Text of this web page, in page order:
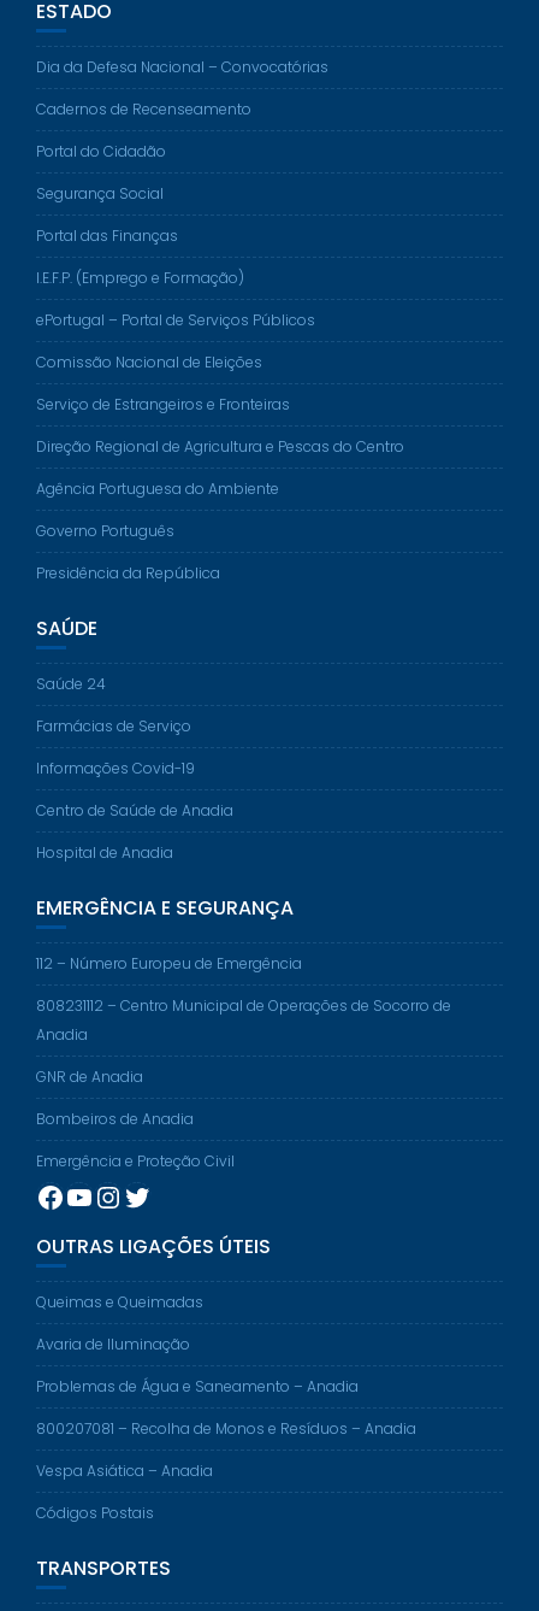
ESTADO
Dia da Defesa Nacional – Convocatórias
Cadernos de Recenseamento
Portal do Cidadão
Segurança Social
Portal das Finanças
I.E.F.P. (Emprego e Formação)
ePortugal – Portal de Serviços Públicos
Comissão Nacional de Eleições
Serviço de Estrangeiros e Fronteiras
Direção Regional de Agricultura e Pescas do Centro
Agência Portuguesa do Ambiente
Governo Português
Presidência da República
SAÚDE
Saúde 24
Farmácias de Serviço
Informações Covid-19
Centro de Saúde de Anadia
Hospital de Anadia
EMERGÊNCIA E SEGURANÇA
112 – Número Europeu de Emergência
808231112 – Centro Municipal de Operações de Socorro de
Anadia
GNR de Anadia
Bombeiros de Anadia
Emergência e Proteção Civil
Facebook
YouTube
Instagram
Twitter
OUTRAS LIGAÇÕES ÚTEIS
Queimas e Queimadas
Avaria de Iluminação
Problemas de Água e Saneamento – Anadia
800207081 – Recolha de Monos e Resíduos – Anadia
Vespa Asiática – Anadia
Códigos Postais
TRANSPORTES